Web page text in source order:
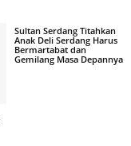
Sultan Serdang Titahkan
Anak Deli Serdang Harus
Bermartabat dan
Gemilang Masa Depannya